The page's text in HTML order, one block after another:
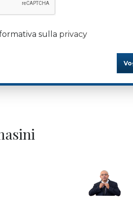
sulla privacy